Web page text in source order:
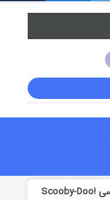
دانلود دوبله فارسی Scooby-Doo!